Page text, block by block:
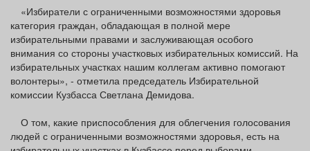
«Избиратели с ограниченными возможностями здоровья
категория граждан, обладающая в полной мере
избирательными правами и заслуживающая особого
внимания со стороны участковых избирательных комиссий. На
избирательных участках нашим коллегам активно помогают
волонтеры», - отметила председатель Избирательной
комиссии Кузбасса Светлана Демидова.
О том, какие приспособления для облегчения голосования
людей с ограниченными возможностями здоровья, есть на